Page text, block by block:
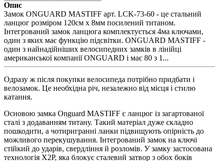
Опис
Замок ONGUARD MASTIFF арт. LCK-73-60 - це стальний
ланцюг розміром 120cм x 8мм посилений титаном.
Інтегрований замок ланцюга комплектується 4ма ключами,
один з яких має функцію підсвітки. ONGUARD MASTIFF -
один з найнадійніших велосипедних замків в лінійці
американської компанії ONGUARD і має 80 з 1...
Одразу ж після покупки велосипеда потрібно придбати і
велозамок. Це необхідна річ, незалежно від місця і стилю
катання.
Основою замка Onguard MASTIFF є ланцюг із загартованої
сталі з додаванням титану. Такий матеріал дуже складно
пошкодити, а чотиригранні ланки підвищують опірність до
можливого перекушування. Інтегрований замок на ключі
стійкий до ударів, свердління й розломів. У замку застосована
технологія X2P, яка блокує сталевий затвор з обох боків